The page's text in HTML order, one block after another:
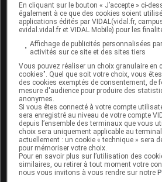
Boutique
VIDAL Expert
VIDAL Hoptimal
eVIDAL
VIDAL Mobile
VIDAL widget
VIDAL Sécurisation
VIDAL e-Services
Espace
Qui sommes-nous ?
VIDAL France
Carrières
Charte éthique et
déontologique
En cliquant sur le bouton « J’accepte » ci-
également à ce que des cookies soient
applications édités par VIDAL(vidal.fr,
evidal.vidal.fr et VIDAL Mobile) pour les
Affichage de publicités personnalisées
activités sur ce site et des sites tiers
Vous pouvez réaliser un choix granulaire en
cookies". Quel que soit votre choix, vous
des cookies exemptés de consentement, de
mesure d'audience pour produire des
anonymes.
Si vous êtes connecté à votre compte
sera enregistré au niveau de votre compte
depuis l’ensemble des terminaux que vous
choix sera uniquement applicable au
actuellement : un cookie « technique » sera
pour mémoriser votre choix.
Pour en savoir plus sur l’utilisation des
similaires, ou retirer à tout moment votre
nous vous invitons à vous rendre sur notre